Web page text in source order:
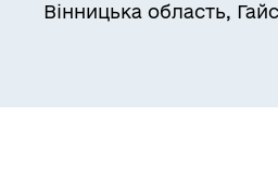
Вінницька область,